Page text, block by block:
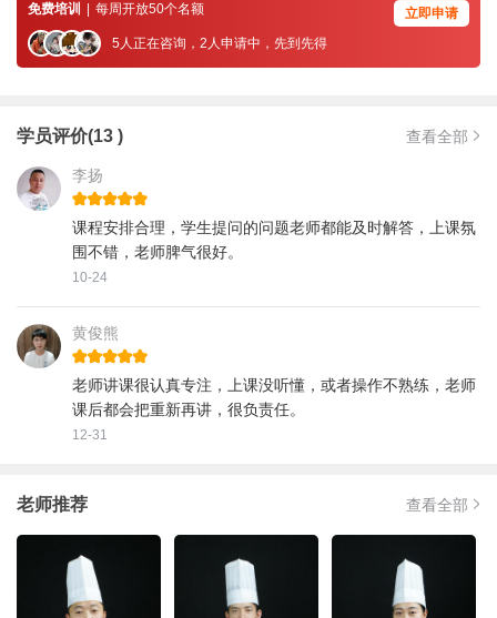
免费培训 每周开放50个名额
5人正在咨询，2人申请中，先到先得
立即申请
学员评价(13 ) 查看全部
李扬
课程安排合理，学生提问的问题老师都能及时解答，上课氛
围不错，老师脾气很好。
10-24
黄俊熊
老师讲课很认真专注，上课没听懂，或者操作不熟练，老师
课后都会把重新再讲，很负责任。
12-31
老师推荐 查看全部